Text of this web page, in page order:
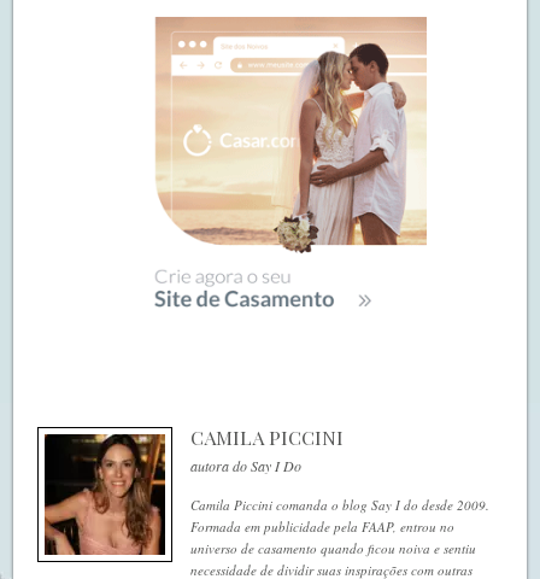
CAMILA PICCINI
autora do Say I Do
Camila Piccini comanda o blog Say I do desde 2009.
Formada em publicidade pela FAAP, entrou no
universo de casamento quando ficou noiva e sentiu
necessidade de dividir suas inspirações com outras